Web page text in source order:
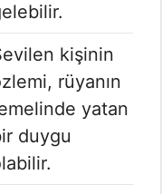
kişinin
rüyanın
yatan
duygu